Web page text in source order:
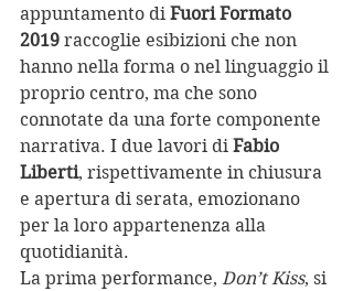
appuntamento di Fuori Formato
2019 raccoglie esibizioni che non
hanno nella forma o nel linguaggio il
proprio centro, ma che sono
connotate da una forte componente
narrativa. I due lavori di Fabio
Liberti, rispettivamente in chiusura
e apertura di serata, emozionano
per la loro appartenenza alla
quotidianità.
La prima performance, Don’t Kiss, si